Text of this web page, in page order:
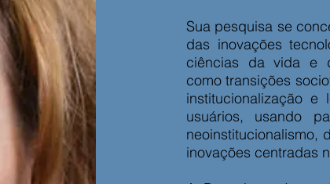
Sua pesquisa se
das inovações
ciências da vida e
como transições
institucionalização e
usuários, usando
neoinstitucionalismo,
inovações centradas